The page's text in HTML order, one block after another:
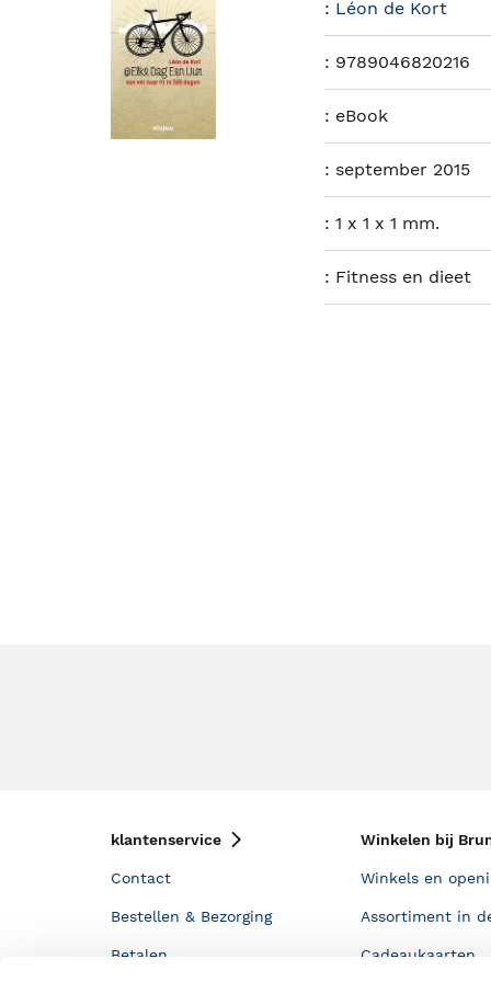
: Léon de Kort
: 9789046820216
: eBook
: september 2015
: 1 x 1 x 1 mm.
: Fitness en dieet
klantenservice
Contact
Bestellen & Bezorging
Betalen
Winkelen bij
Winkels en
Assortiment in
Cadeaukaarten